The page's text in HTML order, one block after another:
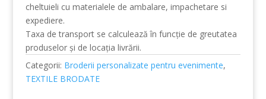
cheltuieli cu materialele de ambalare, impachetare si
expediere.
Taxa de transport se calculează în funcție de greutatea
produselor și de locația livrării.
Categorii: Broderii personalizate pentru evenimente,
TEXTILE BRODATE